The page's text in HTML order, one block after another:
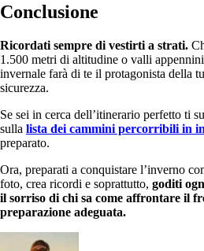
Conclusione
Ricordati sempre di vestirti a strati.
1.500 metri di altitudine o valli
invernale farà di te il protagonista della
sicurezza.
Se sei in cerca dell’itinerario perfetto ti
sulla lista dei cammini percorribili in
preparato.
Ora, preparati a conquistare l’inverno
foto, crea ricordi e soprattutto, goditi
il sorriso di chi sa come affrontare il
preparazione adeguata.